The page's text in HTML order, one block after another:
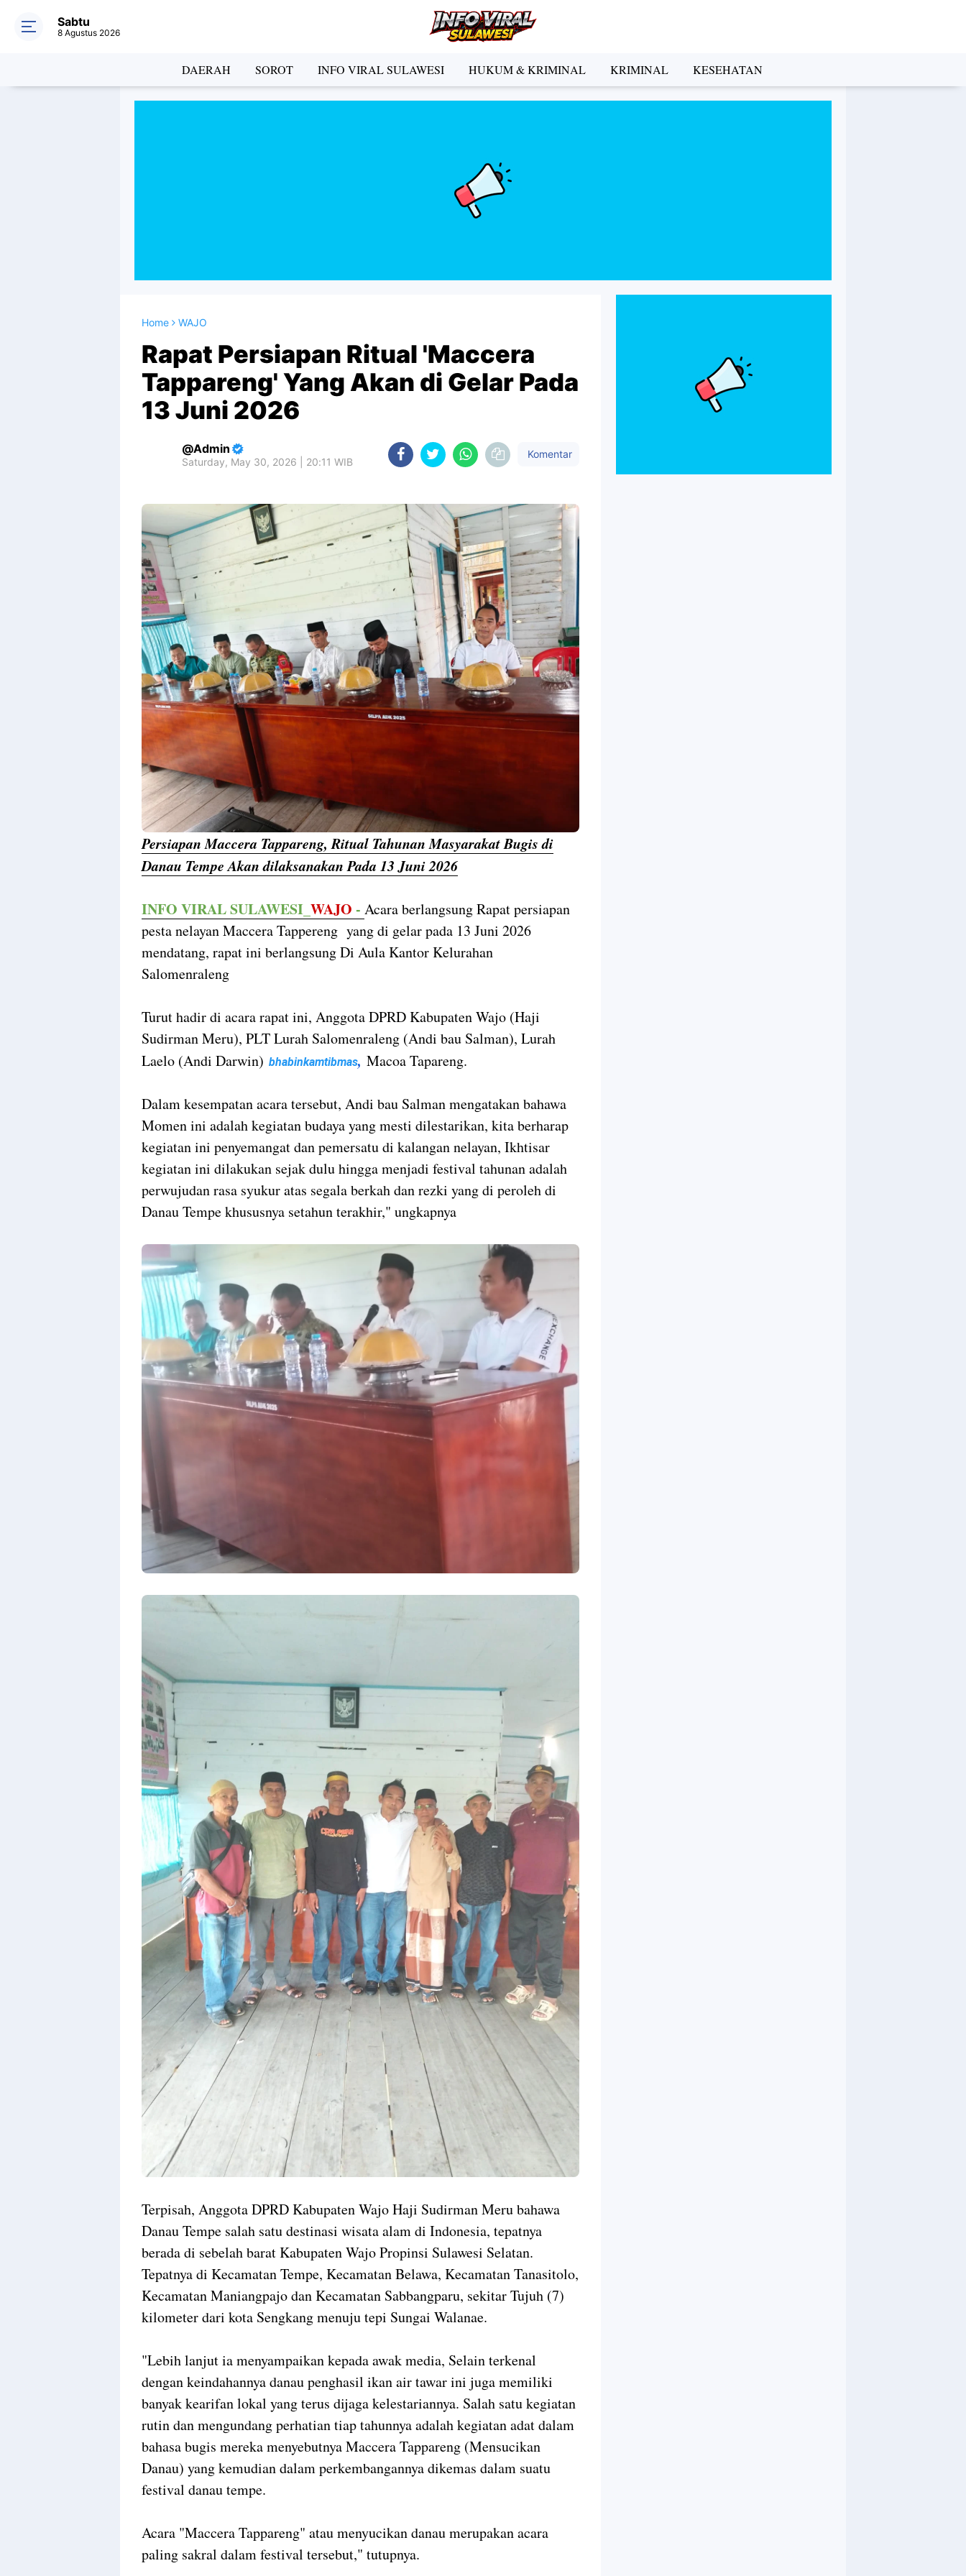
Sabtu
8 Agustus 2026
DAERAH SOROT INFO VIRAL SULAWESI HUKUM & KRIMINAL KRIMINAL KESEHATAN
Home WAJO
Rapat Persiapan Ritual 'Maccera
Tappareng' Yang Akan di Gelar Pada
13 Juni 2026
Admin
Saturday, May 30, 2026 | 20:11 WIB
Komentar
Persiapan Maccera Tappareng, Ritual Tahunan Masyarakat Bugis di
Danau Tempe Akan dilaksanakan Pada 13 Juni 2026
INFO VIRAL SULAWESI_ WAJO - Acara berlangsung Rapat persiapan
pesta nelayan Maccera Tappereng yang di gelar pada 13 Juni 2026
mendatang, rapat ini berlangsung Di Aula Kantor Kelurahan
Salomenraleng
Turut hadir di acara rapat ini, Anggota DPRD Kabupaten Wajo (Haji
Sudirman Meru), PLT Lurah Salomenraleng (Andi bau Salman), Lurah
Laelo (Andi Darwin) bhabinkamtibmas, Macoa Tapareng.
Dalam kesempatan acara tersebut, Andi bau Salman mengatakan bahawa
Momen ini adalah kegiatan budaya yang mesti dilestarikan, kita berharap
kegiatan ini penyemangat dan pemersatu di kalangan nelayan, Ikhtisar
kegiatan ini dilakukan sejak dulu hingga menjadi festival tahunan adalah
perwujudan rasa syukur atas segala berkah dan rezki yang di peroleh di
Danau Tempe khususnya setahun terakhir," ungkapnya
Terpisah, Anggota DPRD Kabupaten Wajo Haji Sudirman Meru bahawa
Danau Tempe salah satu destinasi wisata alam di Indonesia, tepatnya
berada di sebelah barat Kabupaten Wajo Propinsi Sulawesi Selatan.
Tepatnya di Kecamatan Tempe, Kecamatan Belawa, Kecamatan Tanasitolo,
Kecamatan Maniangpajo dan Kecamatan Sabbangparu, sekitar Tujuh (7)
kilometer dari kota Sengkang menuju tepi Sungai Walanae.
"Lebih lanjut ia menyampaikan kepada awak media, Selain terkenal
dengan keindahannya danau penghasil ikan air tawar ini juga memiliki
banyak kearifan lokal yang terus dijaga kelestariannya. Salah satu kegiatan
rutin dan mengundang perhatian tiap tahunnya adalah kegiatan adat dalam
bahasa bugis mereka menyebutnya Maccera Tappareng (Mensucikan
Danau) yang kemudian dalam perkembangannya dikemas dalam suatu
festival danau tempe.
Acara "Maccera Tappareng" atau menyucikan danau merupakan acara
paling sakral dalam festival tersebut," tutupnya.